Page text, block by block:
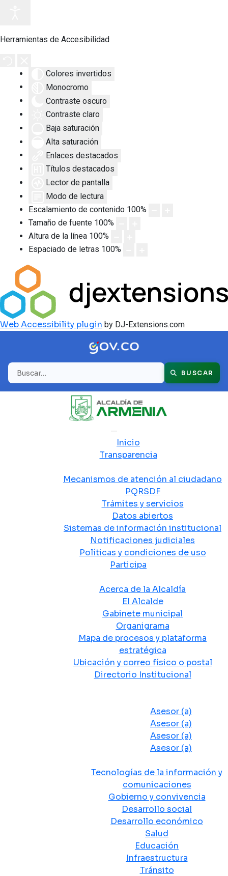
Herramientas de Accesibilidad
Colores invertidos
Monocromo
Contraste oscuro
Contraste claro
Baja saturación
Alta saturación
Enlaces destacados
Títulos destacados
Lector de pantalla
Modo de lectura
Escalamiento de contenido 100%
Tamaño de fuente 100%
Altura de la línea 100%
Espaciado de letras 100%
Web Accessibility plugin by DJ-Extensions.com
Buscar BUSCAR
Inicio
Transparencia
Mecanismos de atención al ciudadano
PQRSDF
Trámites y servicios
Datos abiertos
Sistemas de información institucional
Notificaciones judiciales
Políticas y condiciones de uso
Participa
Acerca de la Alcaldía
El Alcalde
Gabinete municipal
Organigrama
Mapa de procesos y plataforma
estratégica
Ubicación y correo físico o postal
Directorio Institucional
Asesor (a)
Asesor (a)
Asesor (a)
Asesor (a)
Tecnologías de la información y
comunicaciones
Gobierno y convivencia
Desarrollo social
Desarrollo económico
Salud
Educación
Infraestructura
Tránsito